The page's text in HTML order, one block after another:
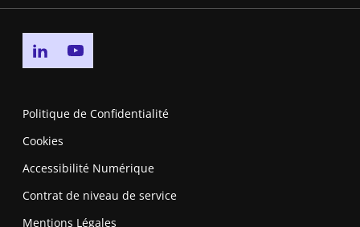
Go to linkedin page
Politique de Confidentialité
Cookies
Accessibilité Numérique
Contrat de niveau de service
Mentions Légales